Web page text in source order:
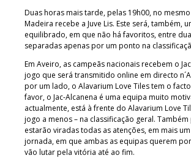
Duas horas mais tarde, pelas 19h00, no mesmo
Madeira recebe a Juve Lis. Este será, também,
equilibrado, em que não há favoritos, entre
separadas apenas por um ponto na
Em Aveiro, as campeãs nacionais recebem o
jogo que será transmitido online em directo
por um lado, o Alavarium Love Tiles tem o
favor, o Jac-Alcanena é uma equipa muito
actualmente, está à frente do Alavarium Love
jogo a menos – na classificação geral.
estarão viradas todas as atenções, em mais
jornada, em que ambas as equipas querem
vão lutar pela vitória até ao fim.